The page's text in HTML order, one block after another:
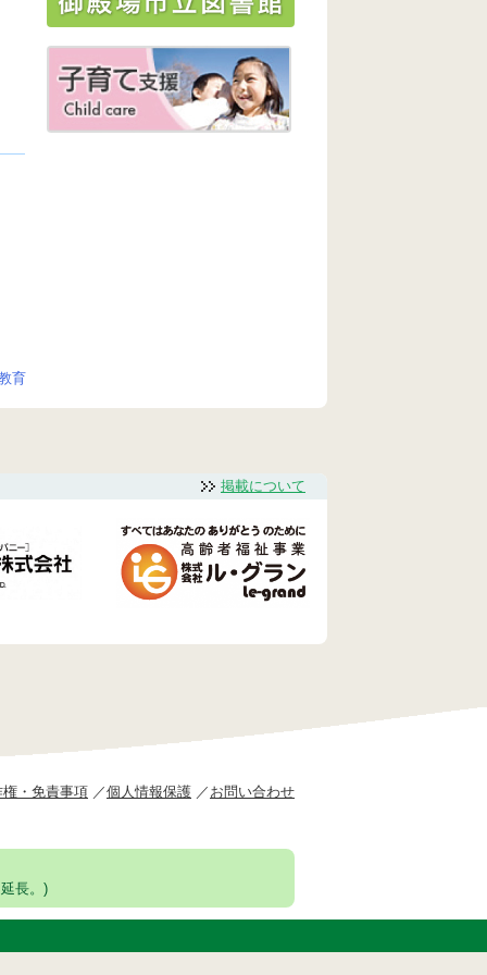
育
掲載について
・免責事項 個人情報保護 お問い合わせ
長。)